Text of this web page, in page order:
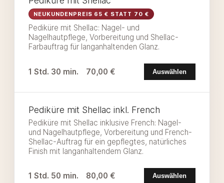
NEUKUNDENPREIS 65 € STATT 70 €
Pediküre mit Shellac: Nagel- und
Nagelhautpflege, Vorbereitung und Shellac-
Farbauftrag für langanhaltenden Glanz.
1 Std. 30 min. 70,00 € Auswählen
Pediküre mit Shellac inkl. French
Pediküre mit Shellac inklusive French: Nagel-
und Nagelhautpflege, Vorbereitung und French-
Shellac-Auftrag für ein gepflegtes, natürliches
Finish mit langanhaltendem Glanz.
1 Std. 50 min. 80,00 € Auswählen